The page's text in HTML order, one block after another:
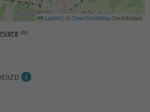
Leaflet | ©OpenStreetMapContributors